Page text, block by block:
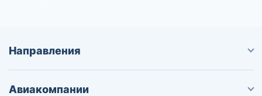
Направления
Авиакомпании